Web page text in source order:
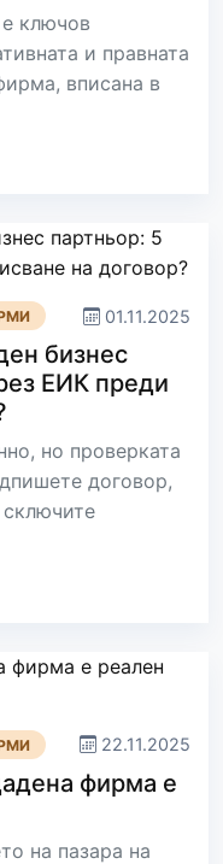
ключов
и правната
вписана в
01.11.2025
бизнес
ЕИК преди
но проверката
договор,
22.11.2025
фирма е
на пазара на